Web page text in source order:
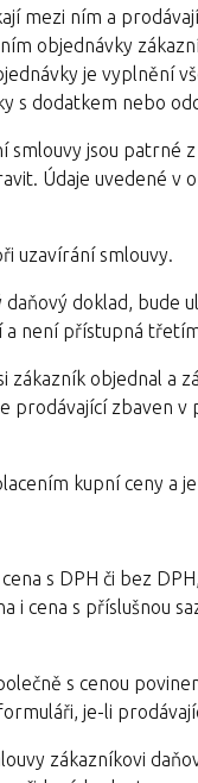
mezi ním a
objednávky
je vyplnění
s dodatkem nebo
jsou patrné
Údaje uvedené v
uzavírání smlouvy.
doklad, bude
není přístupná
objednal a
prodávající zbaven
kupní ceny a
s DPH či bez
cena s příslušnou
s cenou
je-li
zákazníkovi